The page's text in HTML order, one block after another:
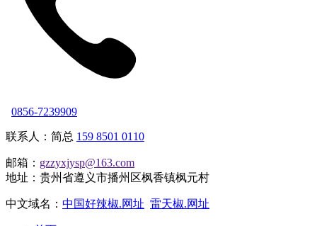
0856-7239909
联系人：简总 159 8501 0110
邮箱： gzzyxjysp@163.com
地址：贵州省遵义市播州区枫香镇枫元村
中文域名： 中国好辣椒.网址 雷天椒.网址